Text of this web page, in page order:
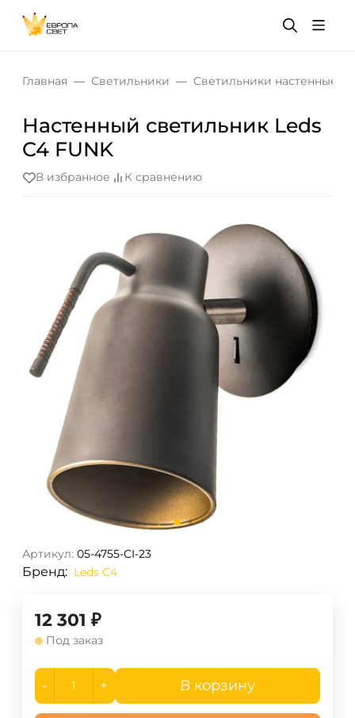
Главная Светильники Светильники настенные
Настенный светильник Leds
C4 FUNK
В избранное К сравнению
Артикул: 05-4755-CI-23
Бренд: Leds C4
12 301 ₽
Под заказ
- + В корзину